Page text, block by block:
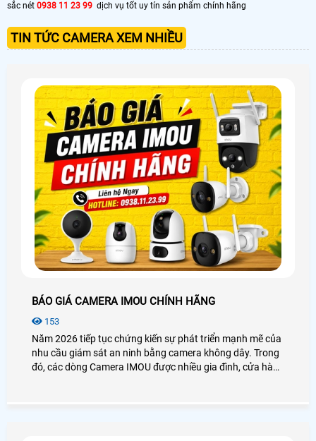
sắc nét 0938 11 23 99 dịch vụ tốt uy tín sản phẩm chính hãng
TIN TỨC CAMERA XEM NHIỀU
BÁO GIÁ CAMERA IMOU CHÍNH HÃNG
153
Năm 2026 tiếp tục chứng kiến sự phát triển mạnh mẽ của
nhu cầu giám sát an ninh bằng camera không dây. Trong
đó, các dòng Camera IMOU được nhiều gia đình, cửa hàng